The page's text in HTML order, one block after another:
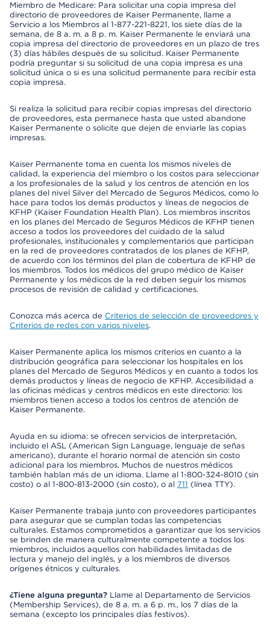
Miembro de Medicare: Para solicitar una copia impresa del
directorio de proveedores de Kaiser Permanente, llame a
Servicio a los Miembros al 1-877-221-8221, los siete días de la
semana, de 8 a. m. a 8 p. m. Kaiser Permanente le enviará una
copia impresa del directorio de proveedores en un plazo de tres
(3) días hábiles después de su solicitud. Kaiser Permanente
podría preguntar si su solicitud de una copia impresa es una
solicitud única o si es una solicitud permanente para recibir esta
copia impresa.
Si realiza la solicitud para recibir copias impresas del directorio
de proveedores, esta permanece hasta que usted abandone
Kaiser Permanente o solicite que dejen de enviarle las copias
impresas.
Kaiser Permanente toma en cuenta los mismos niveles de
calidad, la experiencia del miembro o los costos para seleccionar
a los profesionales de la salud y los centros de atención en los
planes del nivel Silver del Mercado de Seguros Médicos, como lo
hace para todos los demás productos y líneas de negocios de
KFHP (Kaiser Foundation Health Plan). Los miembros inscritos
en los planes del Mercado de Seguros Médicos de KFHP tienen
acceso a todos los proveedores del cuidado de la salud
profesionales, institucionales y complementarios que participan
en la red de proveedores contratados de los planes de KFHP,
de acuerdo con los términos del plan de cobertura de KFHP de
los miembros. Todos los médicos del grupo médico de Kaiser
Permanente y los médicos de la red deben seguir los mismos
procesos de revisión de calidad y certificaciones.
Conozca más acerca de Criterios de selección de proveedores y
Criterios de redes con varios niveles.
Kaiser Permanente aplica los mismos criterios en cuanto a la
distribución geográfica para seleccionar los hospitales en los
planes del Mercado de Seguros Médicos y en cuanto a todos los
demás productos y líneas de negocio de KFHP. Accesibilidad a
las oficinas médicas y centros médicos en este directorio: los
miembros tienen acceso a todos los centros de atención de
Kaiser Permanente.
Ayuda en su idioma: se ofrecen servicios de interpretación,
incluido el ASL (American Sign Language, lenguaje de señas
americano), durante el horario normal de atención sin costo
adicional para los miembros. Muchos de nuestros médicos
también hablan más de un idioma. Llame al 1-800-324-8010 (sin
costo) o al 1-800-813-2000 (sin costo), o al 711 (línea TTY).
Kaiser Permanente trabaja junto con proveedores participantes
para asegurar que se cumplan todas las competencias
culturales. Estamos comprometidos a garantizar que los servicios
se brinden de manera culturalmente competente a todos los
miembros, incluidos aquellos con habilidades limitadas de
lectura y manejo del inglés, y a los miembros de diversos
orígenes étnicos y culturales.
¿Tiene alguna pregunta? Llame al Departamento de Servicios
(Membership Services), de 8 a. m. a 6 p. m., los 7 días de la
semana (excepto los principales días festivos).